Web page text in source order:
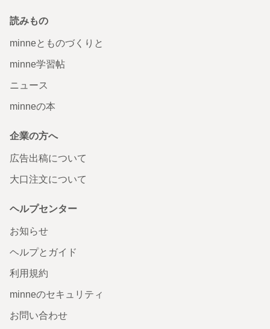
読みもの
minneとものづくりと
minne学習帖
ニュース
minneの本
企業の方へ
広告出稿について
大口注文について
ヘルプセンター
お知らせ
ヘルプとガイド
利用規約
minneのセキュリティ
お問い合わせ